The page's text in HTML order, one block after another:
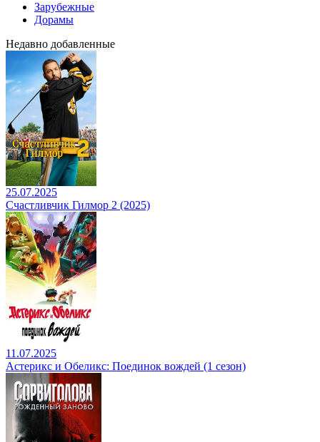
Зарубежные
Дорамы
Недавно добавленные
25.07.2025
Счастливчик Гилмор 2 (2025)
11.07.2025
Астерикс и Обеликс: Поединок вождей (1 сезон)